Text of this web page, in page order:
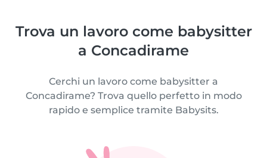
Trova un lavoro come babysitter
a Concadirame
Cerchi un lavoro come babysitter a
Concadirame? Trova quello perfetto in modo
rapido e semplice tramite Babysits.